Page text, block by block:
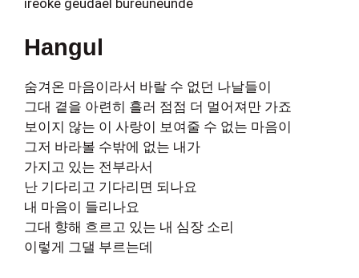
Hangul
숨겨온 마음이라서 바랄 수 없던 나날들이
그대 곁을 아련히 흘러 점점 더 멀어져만 가죠
보이지 않는 이 사랑이 보여줄 수 없는 마음이
그저 바라볼 수밖에 없는 내가
가지고 있는 전부라서
난 기다리고 기다리면 되나요
내 마음이 들리나요
그대 향해 흐르고 있는 내 심장 소리
이렇게 그댈 부르는데